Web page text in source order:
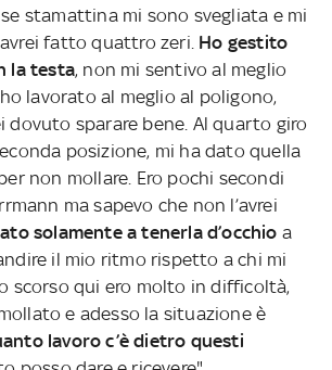
stamattina mi sono svegliata e mi
fatto quattro zeri. Ho gestito
la testa, non mi sentivo al meglio
lavorato al meglio al poligono,
dovuto sparare bene. Al quarto giro
posizione, mi ha dato quella
non mollare. Ero pochi secondi
ma sapevo che non l’avrei
solamente a tenerla d’occhio a
il mio ritmo rispetto a chi mi
scorso qui ero molto in difficoltà,
e adesso la situazione è
lavoro c’è dietro questi